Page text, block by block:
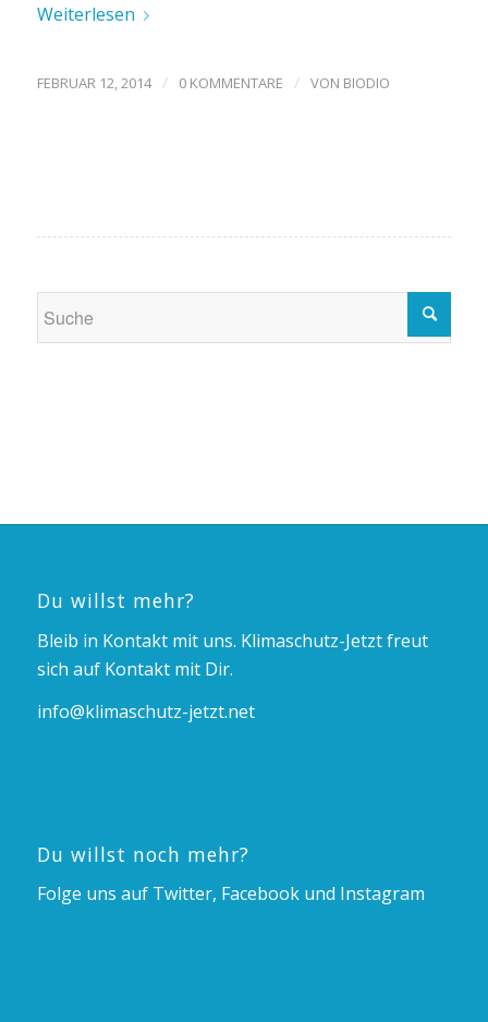
Weiterlesen
FEBRUAR 12, 2014 / 0 KOMMENTARE / VON BIODIO
Du willst mehr?
Bleib in Kontakt mit uns. Klimaschutz-Jetzt freut
sich auf Kontakt mit Dir.
info@klimaschutz-jetzt.net
Du willst noch mehr?
Folge uns auf Twitter, Facebook und Instagram